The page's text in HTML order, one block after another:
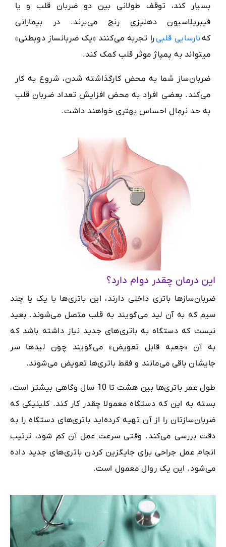
بسیار کند، توقف طولانی بین دو ضربان قلب و یا
فیبریلاسیون دهلیزی رنج می‌برند. در بیمارانی
کهنارسایی قلبیرا تجربه می‌کنند «یک ضربانساز دوبطنی»
میتواند به پمپاژ موثر قلب کمک کند.
ضربان‌ساز شما به محض کارگذاشته شدن، شروع به کار
می‌کند. بعضی افراد به محض افزایش تعداد ضربان قلب
به حد نرمال احساس بهتری خواهند داشت.
این درمان چقدر دوام دارد؟
ضربان‌سازها باتری داخلی دارند، این باتری‌ها با یک یا چند
سیم که به آن لید می‌گویند به قلب متصل می‌شوند. بعید
نیست که دستگاه به باتری‌های جدید نیاز داشته باشد که
به آن «جعبه قابل تعویض» می‌گویند چون لیدها سر
جایشان باقی می‌مانند و فقط باتری‌ها تعویض می‌شوند.
طول عمر باتری‌ها بین هشت تا 10 سال وگاهی بیشتر است،
بسته به این که دستگاه معمولا چقدر کار کند. کلینیکی که
ضربان‌سازتان را از آن تهیه کرده‌اید باتری‌های دستگاه را به
دقت بررسی می‌کند. وقتی سرعت عمل آن کم شود، ترتیب
انجام عمل جراحی برای جایگزین کردن باتری‌های جدید داده
می‌شود. این یک روال معمول است.